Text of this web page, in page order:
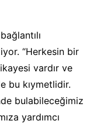
“Herkesin bir
vardır ve
bu kıymetlidir.
bulabileceğimiz
yardımcı